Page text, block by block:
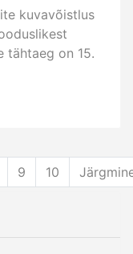
kuvavõistlus
tähtaeg on 15.
9 10